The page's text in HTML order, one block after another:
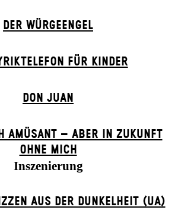
DER WÜR­GE­ENG­EL
FÜR KINDER
DON JUAN
AMÜSANT – ABER IN ZUKUNFT
OHNE MICH
Inszenierung
AUS DER DUNKELHEIT (UA)